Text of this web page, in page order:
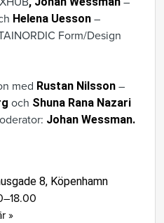
Helena Uesson –
Form/Design
med Rustan Nilsson –
och Shuna Rana Nazari
Johan Wessman.
8, Köpenhamn
»